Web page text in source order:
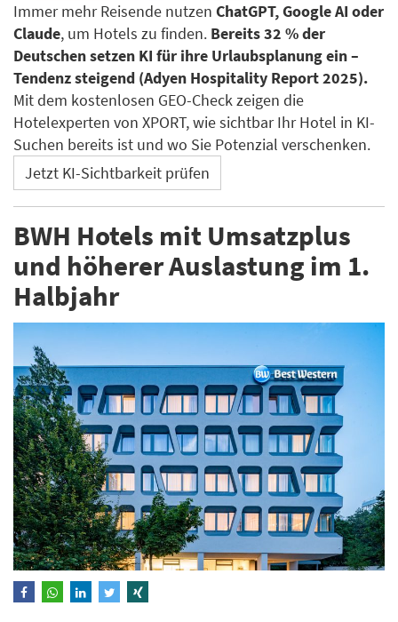
Immer mehr Reisende nutzen ChatGPT, Google AI oder
Claude, um Hotels zu finden. Bereits 32 % der
Deutschen setzen KI für ihre Urlaubsplanung ein –
Tendenz steigend (Adyen Hospitality Report 2025).
Mit dem kostenlosen GEO-Check zeigen die
Hotelexperten von XPORT, wie sichtbar Ihr Hotel in KI-
Suchen bereits ist und wo Sie Potenzial verschenken.
Jetzt KI-Sichtbarkeit prüfen
BWH Hotels mit Umsatzplus
und höherer Auslastung im 1.
Halbjahr